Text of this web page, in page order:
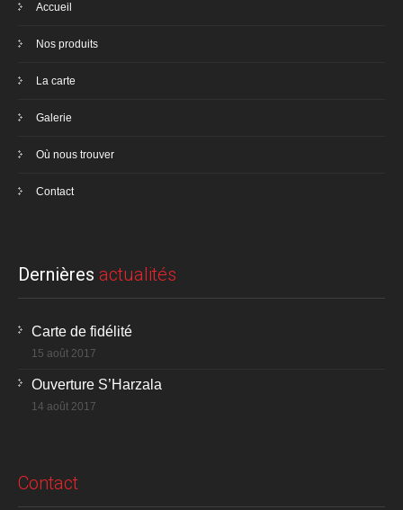
Accueil
Nos produits
La carte
Galerie
Où nous trouver
Contact
Dernières actualités
Carte de fidélité
15 août 2017
Ouverture S’Harzala
14 août 2017
Contact